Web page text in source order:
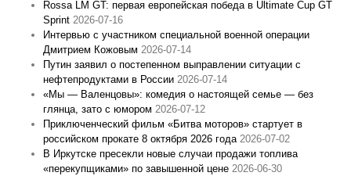
Rossa LM GT: первая европейская победа в Ultimate Cup GT
Sprint 2026-07-16
Интервью с участником специальной военной операции
Дмитрием Кожовым 2026-07-14
Путин заявил о постепенном выправлении ситуации с
нефтепродуктами в России 2026-07-14
«Мы — Валенцовы»: комедия о настоящей семье — без
глянца, зато с юмором 2026-07-12
Приключенческий фильм «Битва моторов» стартует в
российском прокате 8 октября 2026 года 2026-07-02
В Иркутске пресекли новые случаи продажи топлива
«перекупщиками» по завышенной цене 2026-06-30